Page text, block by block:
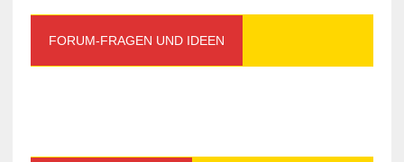
FORUM-FRAGEN UND IDEEN